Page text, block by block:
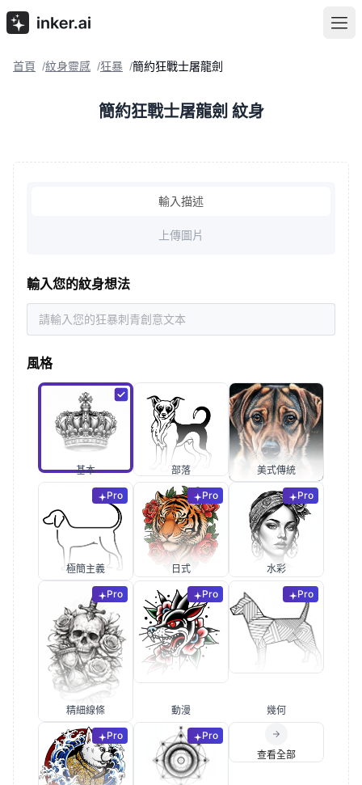
首頁 /紋身靈感 /狂暴 /簡約狂戰士屠龍劍
簡約狂戰士屠龍劍 紋身
輸入描述
上傳圖片
輸入您的紋身想法
風格
基本 部落 美式傳統
Pro
極簡主義
Pro
日式
Pro
水彩
Pro
精細線條
Pro
動漫
Pro
幾何
Pro Pro
查看全部